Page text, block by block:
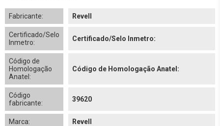
Fabricante: Revell
Certificado/Selo
Inmetro:
Certificado/Selo Inmetro:
Código de
Homologação
Anatel:
Código de Homologação Anatel:
Código
fabricante:
39620
Marca: Revell